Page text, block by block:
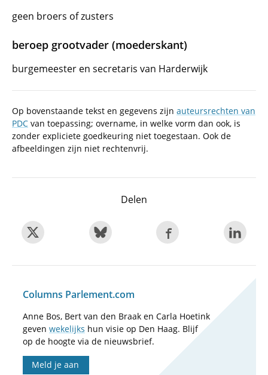
geen broers of zusters
beroep grootvader (moederskant)
burgemeester en secretaris van Harderwijk
Op bovenstaande tekst en gegevens zijn auteursrechten van
PDC van toepassing; overname, in welke vorm dan ook, is
zonder expliciete goedkeuring niet toegestaan. Ook de
afbeeldingen zijn niet rechtenvrij.
Delen
Columns Parlement.com
Anne Bos, Bert van den Braak en Carla Hoetink
geven wekelijks hun visie op Den Haag. Blijf
op de hoogte via de nieuwsbrief.
Meld je aan